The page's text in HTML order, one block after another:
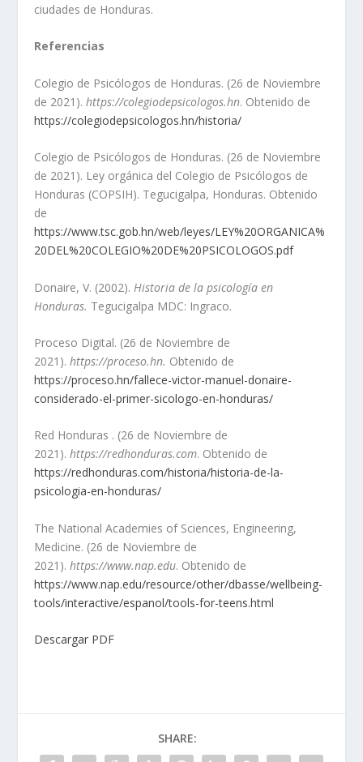
ciudades de Honduras.
Referencias
Colegio de Psicólogos de Honduras. (26 de Noviembre
de 2021).https://colegiodepsicologos.hn. Obtenido de
https://colegiodepsicologos.hn/historia/
Colegio de Psicólogos de Honduras. (26 de Noviembre
de 2021). Ley orgánica del Colegio de Psicólogos de
Honduras (COPSIH). Tegucigalpa, Honduras. Obtenido
de
https://www.tsc.gob.hn/web/leyes/LEY%20ORGANICA%
20DEL%20COLEGIO%20DE%20PSICOLOGOS.pdf
Donaire, V. (2002). Historia de la psicología en
Honduras. Tegucigalpa MDC: Ingraco.
Proceso Digital. (26 de Noviembre de
2021).https://proceso.hn. Obtenido de
https://proceso.hn/fallece-victor-manuel-donaire-
considerado-el-primer-sicologo-en-honduras/
Red Honduras . (26 de Noviembre de
2021).https://redhonduras.com. Obtenido de
https://redhonduras.com/historia/historia-de-la-
psicologia-en-honduras/
The National Academies of Sciences, Engineering,
Medicine. (26 de Noviembre de
2021).https://www.nap.edu. Obtenido de
https://www.nap.edu/resource/other/dbasse/wellbeing-
tools/interactive/espanol/tools-for-teens.html
Descargar PDF
SHARE: